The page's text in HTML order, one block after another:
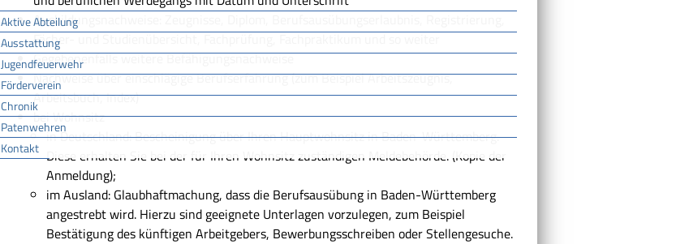
Aktive Abteilung
Ausstattung
Jugendfeuerwehr
Förderverein
Chronik
Patenwehren
Kontakt
Ausbildungsnachweise: Zeugnisse, Diplom, Berufsausübungserlaubnis, Registrierung,
Fächer- und Studienübersicht, Fachprüfung, Fachpraktikum und so weiter
Gegebenenfalls weitere Befähigungsnachweise
Nachweise über einschlägige Berufserfahrung (zum Beispiel Arbeitszeugnis,
Arbeitsbuch, Index)
bei Wohnsitz
in Deutschland: Bescheinigung über Ihren Hauptwohnsitz in Baden-Württemberg.
Diese erhalten Sie bei der für Ihren Wohnsitz zuständigen Meldebehörde. (Kopie der
Anmeldung);
im Ausland: Glaubhaftmachung, dass die Berufsausübung in Baden-Württemberg
angestrebt wird. Hierzu sind geeignete Unterlagen vorzulegen, zum Beispiel
Bestätigung des künftigen Arbeitgebers, Bewerbungsschreiben oder Stellengesuche.